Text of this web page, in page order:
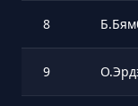
8
9